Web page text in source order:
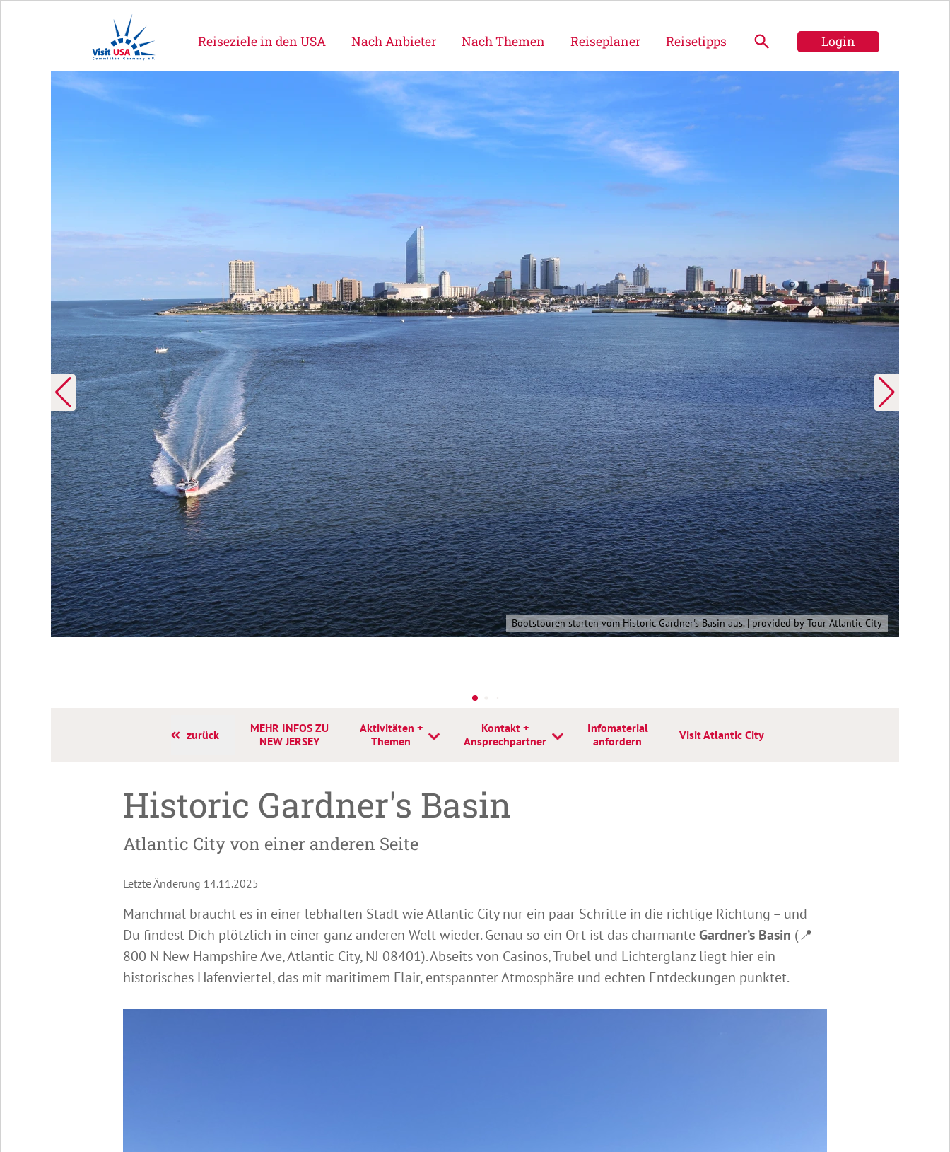
Reiseziele in den USA Nach Anbieter Nach Themen Reiseplaner Reisetipps Login
Delfin-Watching Tour | provided by Tour Atlantic City
zurück
MEHR INFOS ZU
NEW JERSEY
Aktivitäten +
Themen
Kontakt +
Ansprechpartner
Infomaterial
anfordern
Visit Atlantic City
Historic Gardner's Basin
Atlantic City von einer anderen Seite
Letzte Änderung 14.11.2025
Manchmal braucht es in einer lebhaften Stadt wie Atlantic City nur ein paar Schritte in die richtige Richtung – und
Du findest Dich plötzlich in einer ganz anderen Welt wieder. Genau so ein Ort ist das charmanteGardner’s Basin (📍
800 N New Hampshire Ave, Atlantic City, NJ 08401). Abseits von Casinos, Trubel und Lichterglanz liegt hier ein
historisches Hafenviertel, das mit maritimem Flair, entspannter Atmosphäre und echten Entdeckungen punktet.